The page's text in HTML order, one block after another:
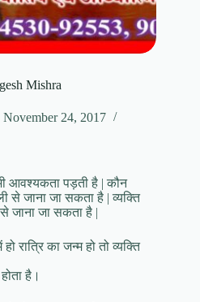
Mishra
November 24, 2017
आवश्यकता पड़ती है | कौन
से जाना जा सकता है | व्यक्ति
से जाना जा सकता है |
रात्रि का जन्म हो तो व्यक्ति
है।